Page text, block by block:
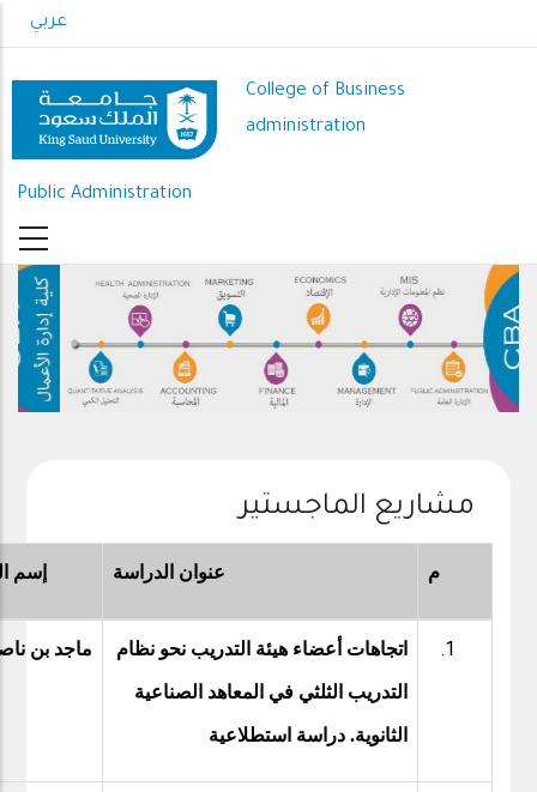
to
content
عربي
College of Business
administration
Public Administration
مشاريع الماجستير
م عنوان الدراسة إسم
اتجاهات أعضاء هيئة التدريب نحو نظام
التدريب الثلثي في المعاهد الصناعية
الثانوية. دراسة استطلاعية
ماجد بن